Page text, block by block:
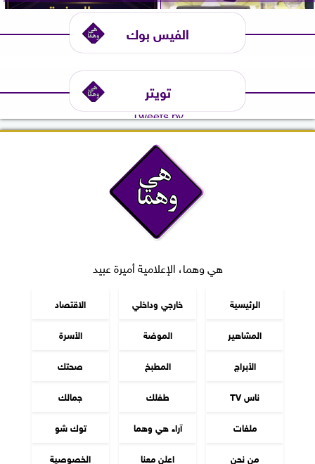
الفيس بوك
تويتر
Tweets by
هي وهما، الإعلامية أميرة عبيد
الرئيسية خارجي وداخلي
الاقتصاد
المشاهير
الموضة
الأسرة
الأبراج
المطبخ
صحتك
ناس TV
طفلك
جمالك
ملفات
آراء هي وهما
توك شو
من نحن
اعلن معنا الخصوصية